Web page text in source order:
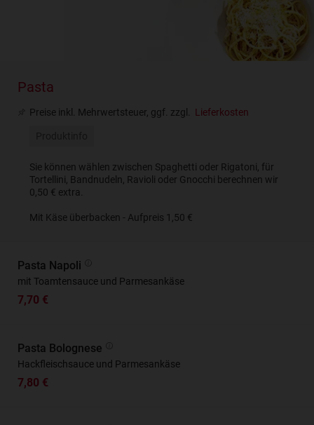
Pasta
Preise inkl. Mehrwertsteuer, ggf. zzgl. Lieferkosten
Sie können wählen zwischen Spaghetti oder Rigatoni, für
Tortellini, Bandnudeln, Ravioli oder Gnocchi berechnen wir
0,50 € extra.
Mit Käse überbacken - Aufpreis 1,50 €
Pasta Napoli
mit Toamtensauce und Parmesankäse
7,70 €
Pasta Bolognese
Hackfleischsauce und Parmesankäse
7,80 €